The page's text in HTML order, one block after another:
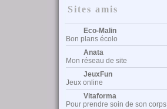
Sites amis
Eco-Malin
Bon plans écolo
Anata
Mon réseau de site
JeuxFun
Jeux online
Vitaforma
Pour prendre soin de son corps